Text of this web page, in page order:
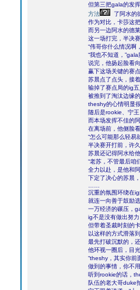
但第三把gala的发
方法
了阿水的
作为对比，卡莎这
而另一边阿水的德
这一场打完，半决
“伟哥你什么情况啊
“我也不知道，
说完，他扬起脸看
赢下这场关键的赛
苏晨点了点头，接
输掉了赛点局的ig
被推到了淘汰边缘
theshy的心情明显
随后是rookie、宁
而本场发挥不佳的
在离场前，他侧脸
“怎么可能那么轻
半决赛开打前，许
苏晨还记得阿水给
“老苏，不管最后咱
全力以赴，是他和
下定了决心的苏晨
沉重的氛围环绕在
就连一向善于鼓励
一万经济的碾压，
ig不是没有做出努
但带着圣裁时刻的
以这样的方式滑落
最先打破沉默的，
他环视一圈后，目
“theshy，其实你前
做到的事情，你不
听到rookie的话，
队伍的老大哥duke